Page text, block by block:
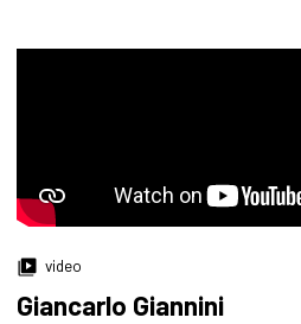
video
Giancarlo Giannini